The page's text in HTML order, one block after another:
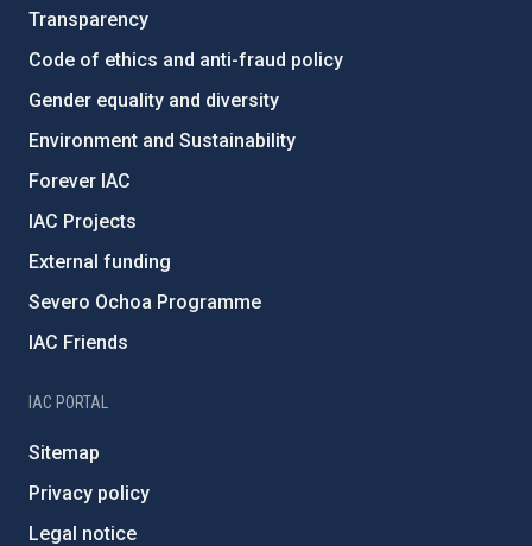
Transparency
Code of ethics and anti-fraud policy
Gender equality and diversity
Environment and Sustainability
Forever IAC
IAC Projects
External funding
Severo Ochoa Programme
IAC Friends
IAC PORTAL
Sitemap
Privacy policy
Legal notice